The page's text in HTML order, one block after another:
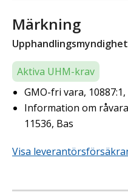
Märkning
Aktiva UHM-krav
GMO-fri vara, 10887:1,
Information om
11536, Bas
Visa